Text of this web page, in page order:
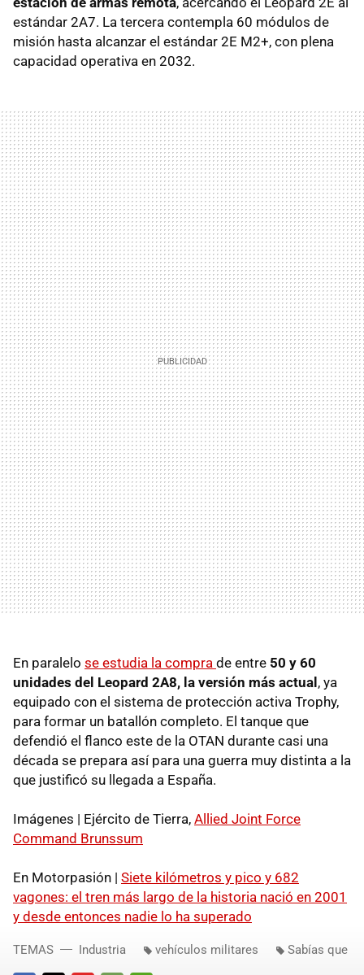
estándar 2A7. La tercera contempla 60 módulos de
misión hasta alcanzar el estándar 2E M2+, con plena
capacidad operativa en 2032.
En paralelo se estudia la compra de entre 50 y 60
unidades del Leopard 2A8, la versión más actual , ya
equipado con el sistema de protección activa Trophy,
para formar un batallón completo. El tanque que
defendió el flanco este de la OTAN durante casi una
década se prepara así para una guerra muy distinta a la
que justificó su llegada a España.
Imágenes | Ejército de Tierra, Allied Joint Force
Command Brunssum
En Motorpasión | Siete kilómetros y pico y 682
vagones: el tren más largo de la historia nació en 2001
y desde entonces nadie lo ha superado
TEMAS Industria vehículos militares Sabías que